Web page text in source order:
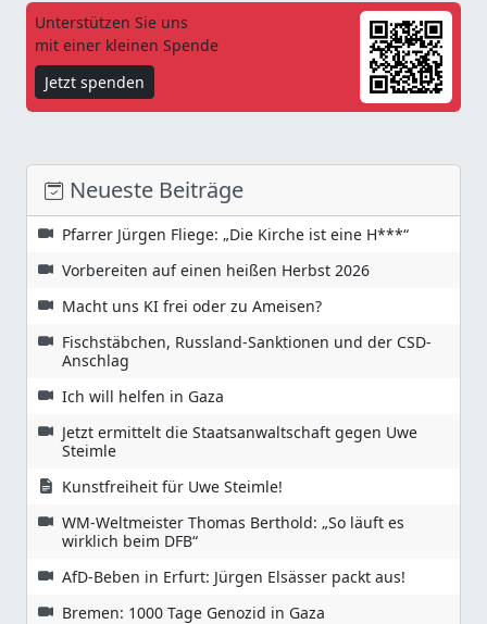
Unterstützen Sie uns
mit einer kleinen Spende
Jetzt spenden
Neueste Beiträge
Pfarrer Jürgen Fliege: „Die Kirche ist eine H***“
Vorbereiten auf einen heißen Herbst 2026
Macht uns KI frei oder zu Ameisen?
Fischstäbchen, Russland-Sanktionen und der CSD-
Anschlag
Ich will helfen in Gaza
Jetzt ermittelt die Staatsanwaltschaft gegen Uwe
Steimle
Kunstfreiheit für Uwe Steimle!
WM-Weltmeister Thomas Berthold: „So läuft es
wirklich beim DFB“
AfD-Beben in Erfurt: Jürgen Elsässer packt aus!
Bremen: 1000 Tage Genozid in Gaza